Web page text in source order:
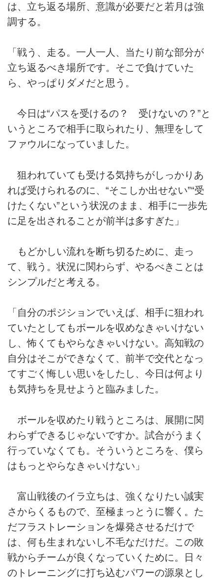
は、立ち返る場所、意識が必要だと若月は強
調する。
「戦う、走る。一人一人、当たり前な部分が
立ち返るべき場所です。そこで負けていた
ら、やっぱりダメだと思う。
今日は“パスを受けるの？ 受けないの？”と
いうところで相手に取られたり、無理をして
ファウルになっていました。
狙われていても受ける気持ちがしっかりあ
れば受けられるのに、“そこしか出せない”“受
けたくない”という状況のまま、相手に一歩先
に足を出されることが前半は多すぎた」
もどかしい流れを断ち切るために、走っ
て、戦う。状況に関わらず、やるべきことは
シンプルだと考える。
「自分のポジションでいえば、相手に狙われ
ていたとしてもボールを収めなきゃいけない
し、怖くてもやらなきゃいけない。高知戦の
自分はそこができなくて、前半で交代となっ
てすごく悔しい思いをしたし、今日は何より
も気持ちを見せようと臨みました。
ボールを収めたり戦うところは、展開に関
わらずできるじゃないですか。試合がうまく
行っていなくても。そういうところを、僕ら
はもっとやらなきゃいけない」
富山戦後のイラ立ちは、強くなりたい誠実
さからくるもので、至極まっとうに響く。た
だフラストレーションを爆発させるだけで
は、何も生まれないし不毛なだけだ。この敗
戦からチームが良くなっていくために。日々
のトレーニングに打ち込むパワーの源泉とし